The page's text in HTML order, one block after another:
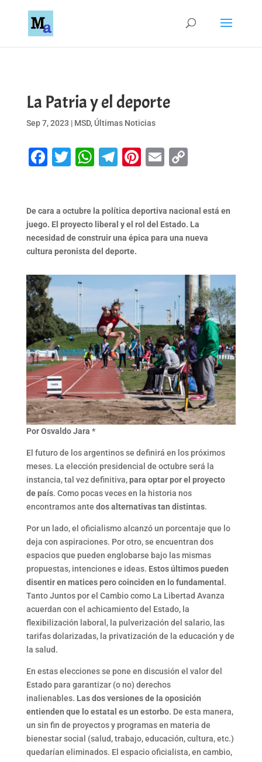
La Patria y el deporte
Sep 7, 2023 | MSD, Últimas Noticias
Facebook
Twitter
WhatsApp
Telegram
Pinterest
EmailCopy
De cara a octubre la política deportiva nacional está en
juego. El proyecto liberal y el rol del Estado. La
necesidad de construir una épica para una nueva
cultura peronista del deporte.
Por Osvaldo Jara *
El futuro de los argentinos se definirá en los próximos
meses. La elección presidencial de octubre será la
instancia, tal vez definitiva,para optar por el proyecto
de país. Como pocas veces en la historia nos
encontramos ante dos alternativas tan distintas.
Por un lado, el oficialismo alcanzó un porcentaje que lo
deja con aspiraciones. Por otro, se encuentran dos
espacios que pueden englobarse bajo las mismas
propuestas, intenciones e ideas. Estos últimos pueden
disentir en matices pero coinciden en lo fundamental .
Tanto Juntos por el Cambio como La Libertad Avanza
acuerdan con el achicamiento del Estado, la
flexibilización laboral, la pulverización del salario, las
tarifas dolarizadas, la privatización de la educación y de
la salud.
En estas elecciones se pone en discusión el valor del
Estado para garantizar (o no) derechos
inalienables. Las dos versiones de la oposición
entienden que lo estatal es un estorbo. De esta manera,
un sin fin de proyectos y programas en materia de
bienestar social (salud, trabajo, educación, cultura, etc.)
quedarían eliminados. El espacio oficialista, en cambio,